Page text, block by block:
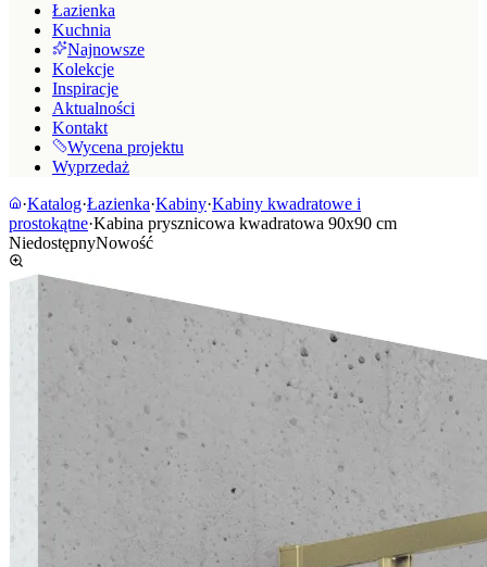
Łazienka
Kuchnia
Najnowsze
Kolekcje
Inspiracje
Aktualności
Kontakt
Wycena projektu
Wyprzedaż
·Katalog·Łazienka·Kabiny·Kabiny kwadratowe i
prostokątne·Kabina prysznicowa kwadratowa 90x90 cm
NiedostępnyNowość